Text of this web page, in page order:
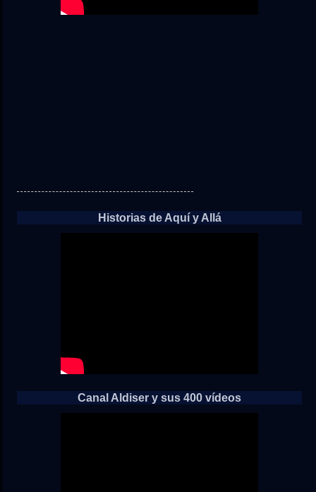
Historias de Aquí y Allá
Canal Aldiser y sus 400 vídeos